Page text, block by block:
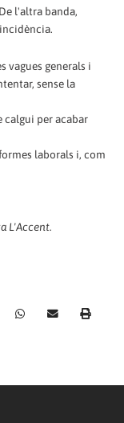
l'altra banda,
vagues generals i
sense la
calgui per acabar
laborals i, com
L'Accent.